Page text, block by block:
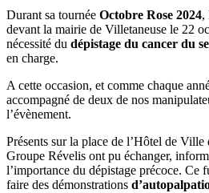
Durant sa tournée Octobre Rose 2024,
devant la mairie de Villetaneuse le 22
nécessité du dépistage du cancer du
en charge.
A cette occasion, et comme chaque
accompagné de deux de nos
l’évènement.
Présents sur la place de l’Hôtel de Ville
Groupe Révelis ont pu échanger,
l’importance du dépistage précoce. Ce
faire des démonstrations